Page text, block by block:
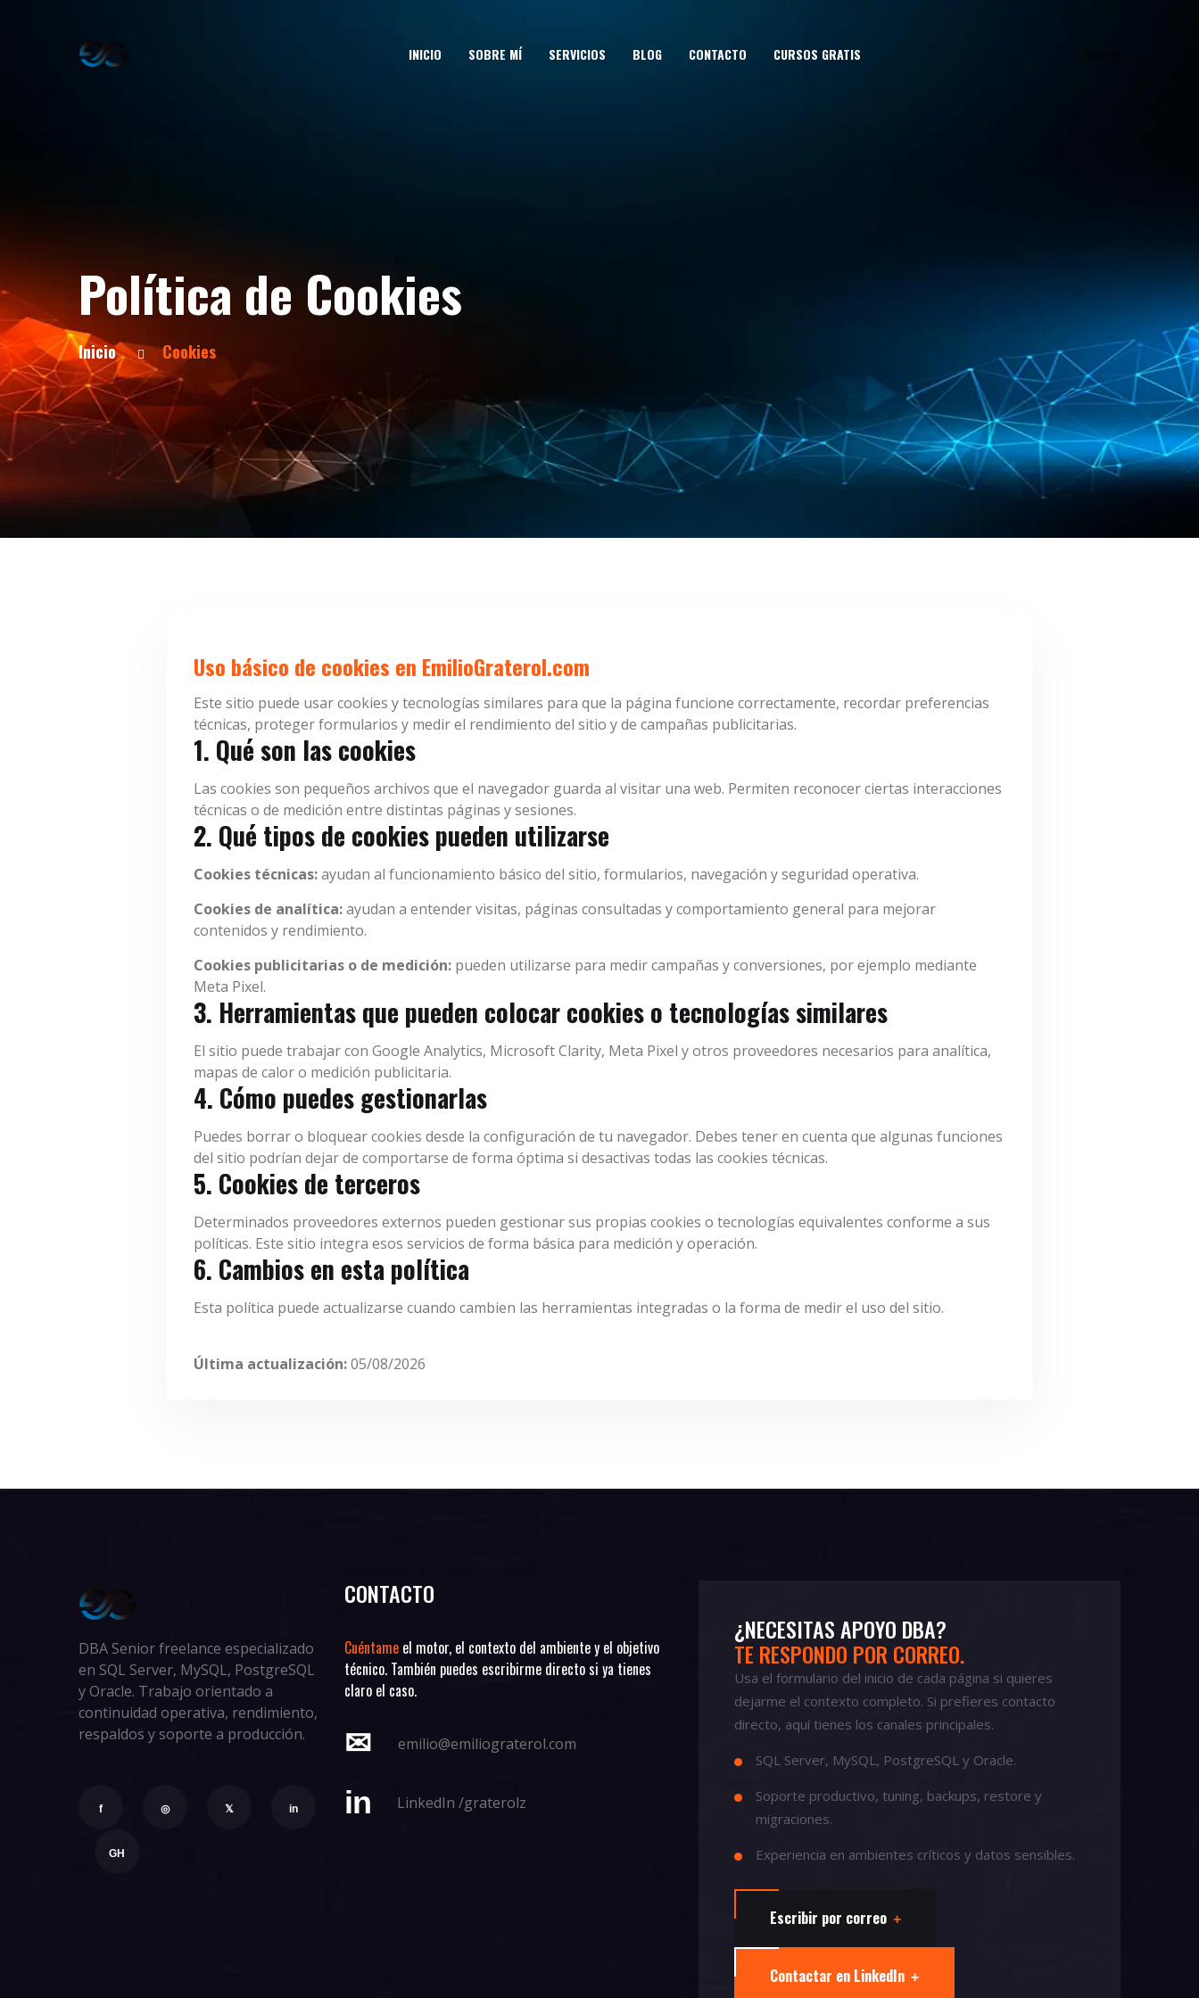
INICIO SOBRE MÍ SERVICIOS BLOG CONTACTO CURSOS GRATIS
Política de Cookies
Inicio Cookies
Uso básico de cookies en EmilioGraterol.com
Este sitio puede usar cookies y tecnologías similares para que la página funcione correctamente, recordar preferencias
técnicas, proteger formularios y medir el rendimiento del sitio y de campañas publicitarias.
1. Qué son las cookies
Las cookies son pequeños archivos que el navegador guarda al visitar una web. Permiten reconocer ciertas interacciones
técnicas o de medición entre distintas páginas y sesiones.
2. Qué tipos de cookies pueden utilizarse
Cookies técnicas:ayudan al funcionamiento básico del sitio, formularios, navegación y seguridad operativa.
Cookies de analítica:ayudan a entender visitas, páginas consultadas y comportamiento general para mejorar
contenidos y rendimiento.
Cookies publicitarias o de medición: pueden utilizarse para medir campañas y conversiones, por ejemplo mediante
Meta Pixel.
3. Herramientas que pueden colocar cookies o tecnologías similares
El sitio puede trabajar con Google Analytics, Microsoft Clarity, Meta Pixel y otros proveedores necesarios para analítica,
mapas de calor o medición publicitaria.
4. Cómo puedes gestionarlas
Puedes borrar o bloquear cookies desde la configuración de tu navegador. Debes tener en cuenta que algunas funciones
del sitio podrían dejar de comportarse de forma óptima si desactivas todas las cookies técnicas.
5. Cookies de terceros
Determinados proveedores externos pueden gestionar sus propias cookies o tecnologías equivalentes conforme a sus
políticas. Este sitio integra esos servicios de forma básica para medición y operación.
6. Cambios en esta política
Esta política puede actualizarse cuando cambien las herramientas integradas o la forma de medir el uso del sitio.
Última actualización:05/08/2026
DBA Senior freelance especializado
en SQL Server, MySQL, PostgreSQL
y Oracle. Trabajo orientado a
continuidad operativa, rendimiento,
respaldos y soporte a producción.
f ◎ 𝕏 in
GH
CONTACTO
Cuéntame el motor, el contexto del ambiente y el objetivo
técnico. También puedes escribirme directo si ya tienes
claro el caso.
✉ emilio@emiliograterol.com
in LinkedIn /graterolz
¿NECESITAS APOYO DBA?
TE RESPONDO POR CORREO.
Usa el formulario del inicio de cada página si quieres
dejarme el contexto completo. Si prefieres contacto
directo, aquí tienes los canales principales.
SQL Server, MySQL, PostgreSQL y Oracle.
Soporte productivo, tuning, backups, restore y
migraciones.
Experiencia en ambientes críticos y datos sensibles.
Escribir por correo +
Contactar en LinkedIn +